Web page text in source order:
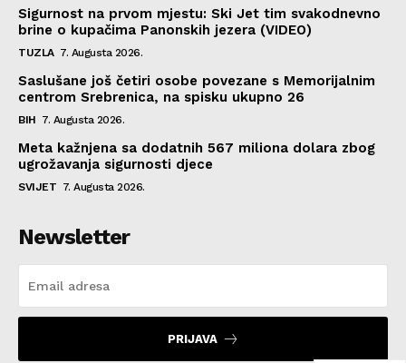
Sigurnost na prvom mjestu: Ski Jet tim svakodnevno
brine o kupačima Panonskih jezera (VIDEO)
TUZLA 7. Augusta 2026.
Saslušane još četiri osobe povezane s Memorijalnim
centrom Srebrenica, na spisku ukupno 26
BIH 7. Augusta 2026.
Meta kažnjena sa dodatnih 567 miliona dolara zbog
ugrožavanja sigurnosti djece
SVIJET 7. Augusta 2026.
Newsletter
PRIJAVA